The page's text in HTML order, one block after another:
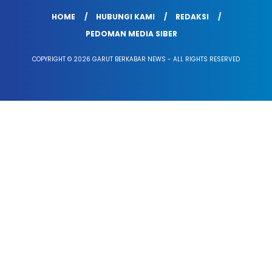
HOME HUBUNGI KAMI
REDAKSI
PEDOMAN MEDIA SIBER
COPYRIGHT © 2026 GARUT BERKABAR NEWS - ALL RIGHTS RESERVED